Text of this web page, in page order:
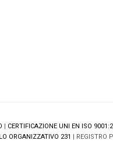
| CERTIFICAZIONE UNI EN ISO
ORGANIZZATIVO 231 | REGISTRO